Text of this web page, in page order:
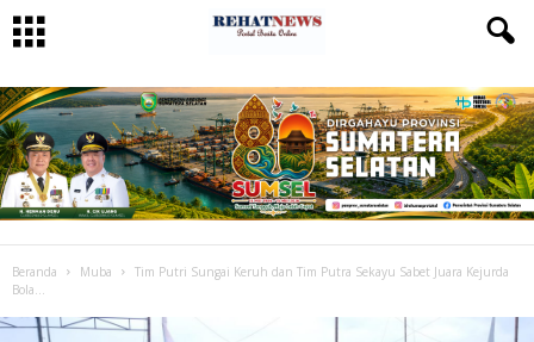
Beranda Muba
Tim Putri Sungai Keruh dan Tim Putra Sekayu Sabet Juara Kejurda
Bola...